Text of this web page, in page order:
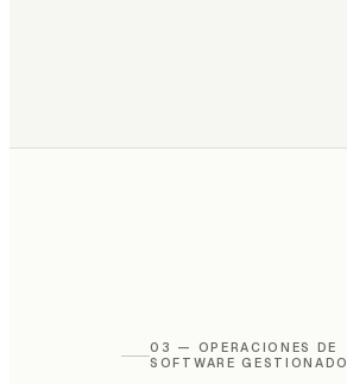
03 — OPERACIONES DE
SOFTWARE GESTIONADO